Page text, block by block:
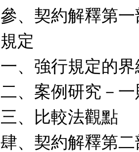
參、契約解釋第
規定
一、強行規定的
二、案例研究－
三、比較法觀點
肆、契約解釋第